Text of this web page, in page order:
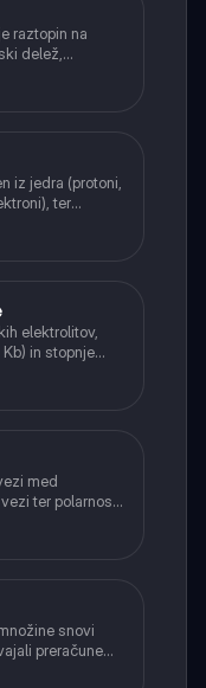
raztopin na
delež,
iz jedra (protoni,
ter
elektrolitov,
in stopnje
med
ter polarnost
snovi
preračune